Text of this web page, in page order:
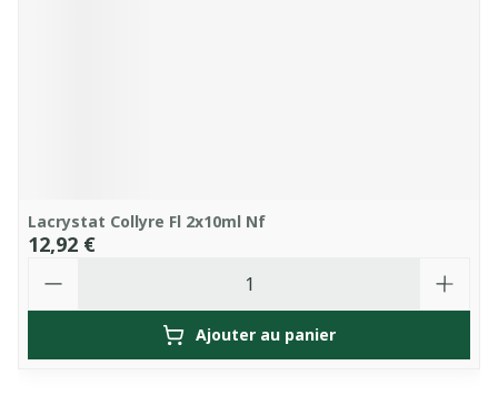
Lacrystat Collyre Fl 2x10ml Nf
12,92 €
Ajouter au panier